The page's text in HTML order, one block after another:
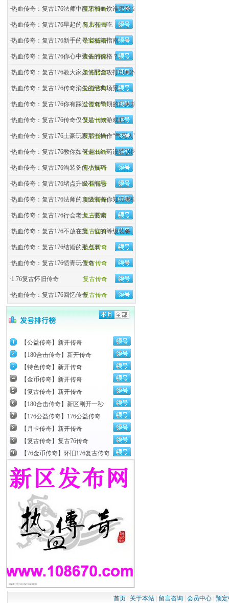
复古传奇
·热血传奇：复古176法师中龍牙和血饮谁更强？
复古传奇
·热血传奇：复古176早起的鸟儿有虫吃
公益传奇
·热血传奇：复古176新手的寻宝秘籍指南
复古传奇
·热血传奇：复古176你心中装备的价格？
复古传奇
·热血传奇：复古176教大家如何配合攻打BOOS
公益传奇
·热血传奇：复古176传奇消失的经典场景
公益传奇
·热血传奇：复古176你有踩过传奇早期的四大坑吗？
复古传奇
·热血传奇：复古176传奇仅仅是一款游戏吗
复古传奇
·热血传奇：复古176土豪玩家那些操作“气死人"
公益传奇
·热血传奇：复古176教你如何走出红药设置误区
复古传奇
·热血传奇：复古176淘装备的小技巧
公益传奇
·热血传奇：复古176堵点升级不能忍
复古传奇
·热血传奇：复古176法师的顶级装备你知道哪些
复古传奇
·热血传奇：复古176行会老大三要素
复古传奇
·热血传奇：复古176不放在第一位的等级装备
公益传奇
·热血传奇：复古176结婚的那点事
复古传奇
·热血传奇：复古176愤青玩传奇
复古传奇
·1.76复古怀旧传奇
复古传奇
·热血传奇：复古176回忆传奇
【公益传奇】新开传奇
【180合击传奇】新开传奇
【特色传奇】新开传奇
【金币传奇】新开传奇
【复古传奇】新开传奇
【180合击传奇】新区刚开一秒
【176公益传奇】176公益传奇
【月卡传奇】新开传奇
【复古传奇】复古76传奇
【76金币传奇】怀旧176复古传奇
首页| 关于本站| 留言咨询 会员中心| 预